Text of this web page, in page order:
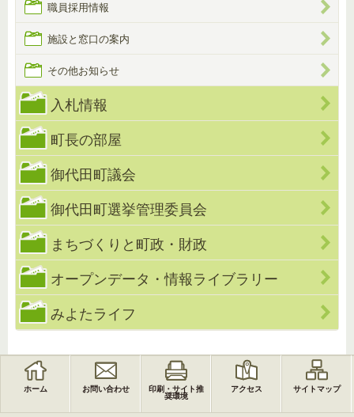
職員採用情報
施設と窓口の案内
その他お知らせ
入札情報
町長の部屋
御代田町議会
御代田町選挙管理委員会
まちづくりと町政・財政
オープンデータ・情報ライブラリー
みよたライフ
ホーム お問い合わせ
印刷・サイト推
奨環境
アクセス サイトマップ